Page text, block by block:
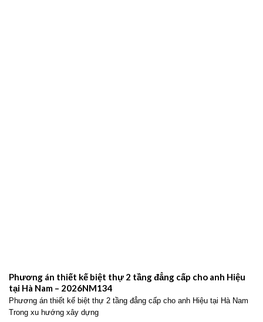
Phương án thiết kế biệt thự 2 tầng đẳng cấp cho anh Hiệu
tại Hà Nam – 2026NM134
Phương án thiết kế biệt thự 2 tầng đẳng cấp cho anh Hiệu tại Hà Nam
Trong xu hướng xây dựng